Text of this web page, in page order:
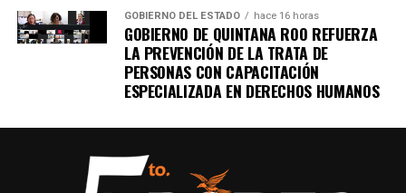
GOBIERNO DEL ESTADO hace 16 horas
GOBIERNO DE QUINTANA ROO REFUERZA
LA PREVENCIÓN DE LA TRATA DE
PERSONAS CON CAPACITACIÓN
ESPECIALIZADA EN DERECHOS HUMANOS